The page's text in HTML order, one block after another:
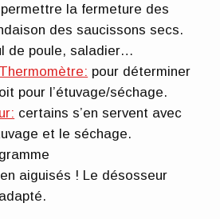
la fermeture des
des saucissons secs.
de poule, saladier…
pour déterminer
pour l’étuvage/séchage.
certains s’en servent avec
et le séchage.
aiguisés ! Le désosseur